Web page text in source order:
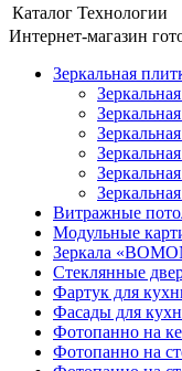
Каталог Технологии
Интернет-магазин
Зеркальная
Витражные
Модульные
Зеркала
Стеклянные
Фартук для
Фасады для
Фотопанно на
Фотопанно на